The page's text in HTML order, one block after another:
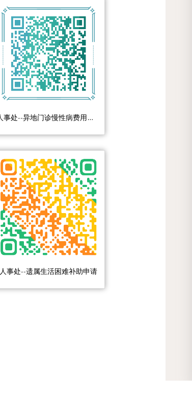
人事处--异地门诊慢性病费用报销申请流程
人事处--遗属生活困难补助申请